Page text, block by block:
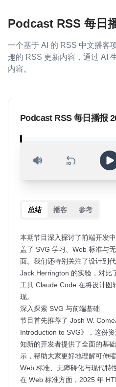
Podcast RSS 每日
一个基于 AI 的 RSS 中文播客
趣的 RSS 更新内容，通过 AI
内容。
Podcast RSS 每日播报
总结 播客 参考
本期节目深入探讨了前端开发
盖了 SVG 学习、Web 标准与
面。我们还特别关注了设计到
Jack Herrington 的实验，对比
工具 Claude Code 在将设计图
现。
深入探索 SVG 与前端基础
节目首先推荐了 Josh W.
Introduction to SVG》，这份
知新的开发者提供了全面的基
示，帮助大家更好地理解可伸
Web 标准、无障碍化与现代特
在 Web 标准方面，2025 年